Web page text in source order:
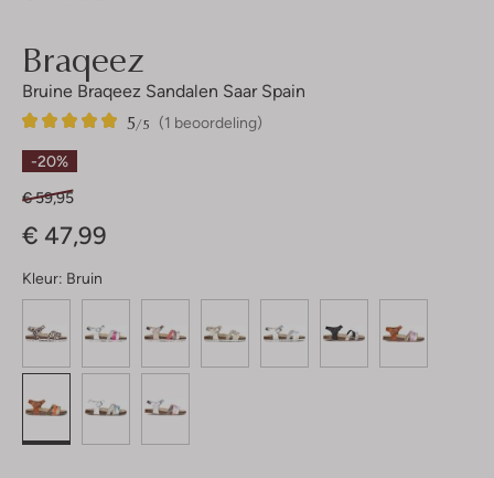
Braqeez
Bruine Braqeez Sandalen Saar Spain
(1 beoordeling)
5/5
1
5
Sterren
-20%
€ 59,95
€ 47,99
Kleur: Bruin